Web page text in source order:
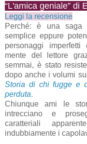
“L'amica geniale” di
Leggi la recensione
Perché: è una saga
semplice eppure
personaggi
mente del lettore
semmai, è stato
dopo anche i volumi
Storia di chi fugge e
perduta.
Chiunque ami le
intrecciano e
caratteriali
indubbiamente i